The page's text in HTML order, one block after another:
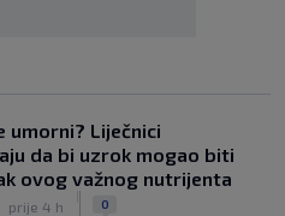
umorni? Liječnici
da bi uzrok mogao biti
ovog važnog nutrijenta
prije 4 h 0